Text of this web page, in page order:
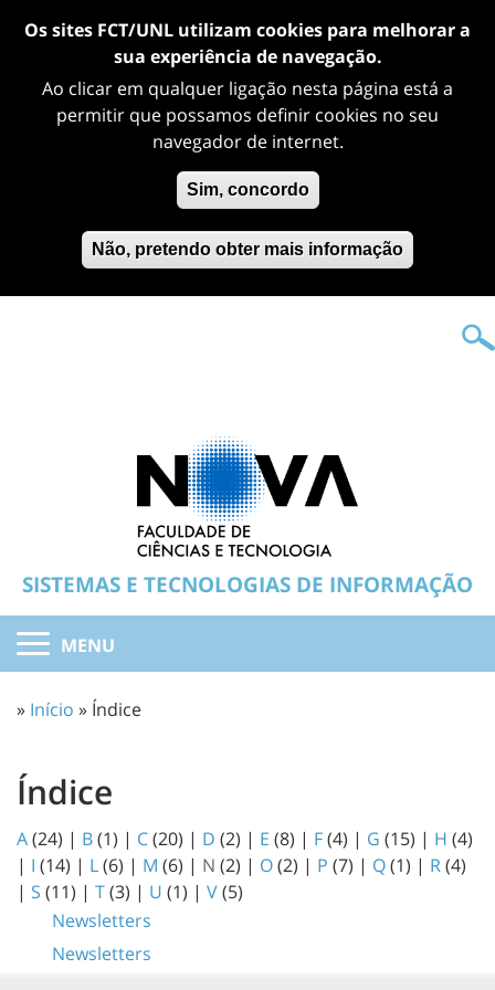
Os sites FCT/UNL utilizam cookies para melhorar a
sua experiência de navegação.
Ao clicar em qualquer ligação nesta página está a
permitir que possamos definir cookies no seu
navegador de internet.
Sim, concordo
Não, pretendo obter mais informação
SISTEMAS E TECNOLOGIAS DE INFORMAÇÃO
MENU
» Início » Índice
Índice
A(24) | B(1) | C(20) | D (2) | E (8) | F(4) | G (15) | H (4)
| I (14) | L(6) | M (6) | N (2) | O(2) | P (7) | Q(1) | R(4)
| S (11) | T(3) | U (1) | V(5)
Newsletters
Newsletters